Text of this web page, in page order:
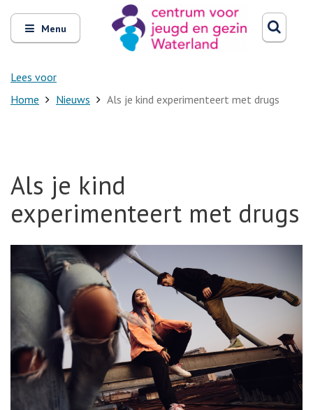
Open
en
sluit
Menu
Lees voor
Zoeken
Home Nieuws Als je kind experimenteert met drugs
Als je kind
experimenteert met drugs